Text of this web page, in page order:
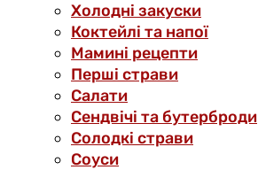
Холодні закуски
Коктейлі та напої
Мамині рецепти
Перші страви
Салати
Сендвічі та бутерброди
Солодкі страви
Соуси